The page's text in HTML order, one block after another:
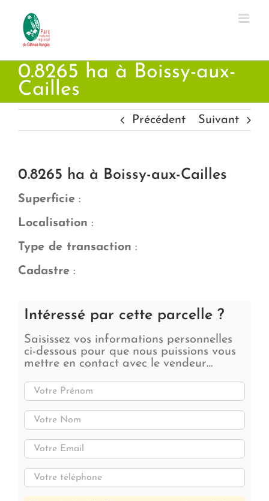
contenu
0.8265 ha à Boissy-aux-
Cailles
Précédent Suivant
0.8265 ha à Boissy-aux-Cailles
Superficie :
Localisation :
Type de transaction :
Cadastre :
Intéressé par cette parcelle ?
Saisissez vos informations personnelles
ci-dessous pour que nous puissions vous
mettre en contact avec le vendeur…